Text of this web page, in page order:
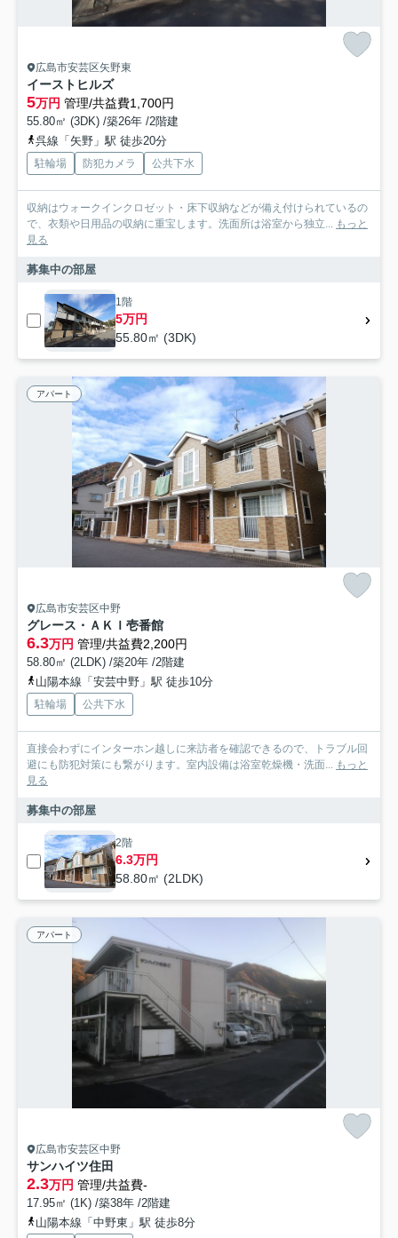
広島市安芸区矢野東
イーストヒルズ
5万円 管理/共益費1,700円
55.80㎡ (3DK) /築26年 /2階建
呉線「矢野」駅 徒歩20分
駐輪場 防犯カメラ 公共下水
収納はウォークインクロゼット・床下収納などが備え付けられているの
で、衣類や日用品の収納に重宝します。洗面所は浴室から独立... もっと
見る
募集中の部屋
1階
5万円
55.80㎡ (3DK)
アパート
広島市安芸区中野
グレース・ＡＫＩ壱番館
6.3万円 管理/共益費2,200円
58.80㎡ (2LDK) /築20年 /2階建
山陽本線「安芸中野」駅 徒歩10分
駐輪場 公共下水
直接会わずにインターホン越しに来訪者を確認できるので、トラブル回
避にも防犯対策にも繋がります。室内設備は浴室乾燥機・洗面... もっと
見る
募集中の部屋
2階
6.3万円
58.80㎡ (2LDK)
アパート
広島市安芸区中野
サンハイツ住田
2.3万円 管理/共益費-
17.95㎡ (1K) /築38年 /2階建
山陽本線「中野東」駅 徒歩8分